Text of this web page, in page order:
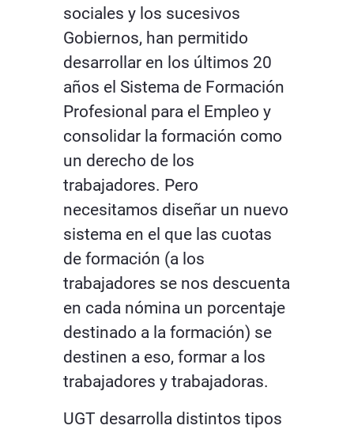
sociales y los sucesivos
Gobiernos, han permitido
desarrollar en los últimos 20
años el Sistema de Formación
Profesional para el Empleo y
consolidar la formación como
un derecho de los
trabajadores. Pero
necesitamos diseñar un nuevo
sistema en el que las cuotas
de formación (a los
trabajadores se nos descuenta
en cada nómina un porcentaje
destinado a la formación) se
destinen a eso, formar a los
trabajadores y trabajadoras.
UGT desarrolla distintos tipos